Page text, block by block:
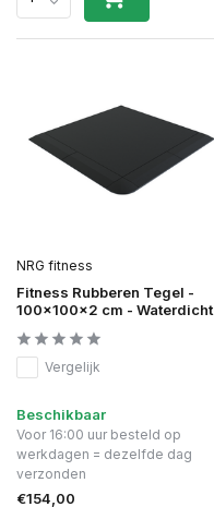
NRG fitness
Fitness Rubberen Tegel -
100x100x2 cm - Waterdicht
Vergelijk
Beschikbaar
Voor 16:00 uur besteld op
werkdagen = dezelfde dag
verzonden
€154,00